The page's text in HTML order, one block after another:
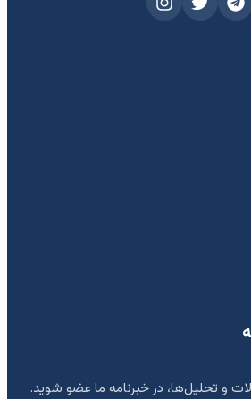
و تحلیل‌ها، در خبرنامه ما عضو شوید.